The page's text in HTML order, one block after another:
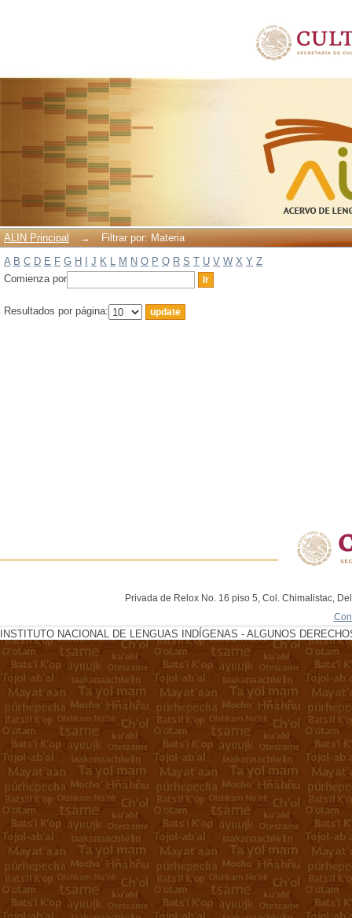
ALIN Principal →
Filtrar por: Materia
A B C D E F G H J K L M N O P Q R S T U V W X Y Z
Comienza por
Resultados por página:
Privada de Relox No. 16 piso 5, Col. Chimalistac,
INSTITUTO NACIONAL DE LENGUAS INDÍGENAS - ALGUNOS